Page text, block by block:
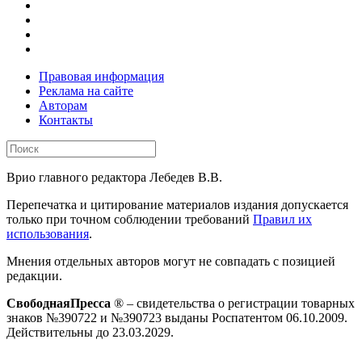
Правовая информация
Реклама на сайте
Авторам
Контакты
Врио главного редактора Лебедев В.В.
Перепечатка и цитирование материалов издания допускается
только при точном соблюдении требований Правил их
использования.
Мнения отдельных авторов могут не совпадать с позицией
редакции.
СвободнаяПресса ® – свидетельства о регистрации товарных
знаков №390722 и №390723 выданы Роспатентом 06.10.2009.
Действительны до 23.03.2029.